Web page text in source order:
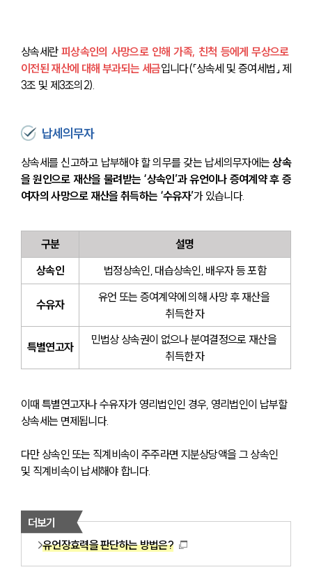
상속세란 피상속인의 사망으로 인해 가족, 친척 등에게 무상으로
이전된 재산에 대해 부과되는 세금입니다(「상속세 및 증여세법」 제
3조 및 제3조의2).
납세의무자
상속세를 신고하고 납부해야 할 의무를 갖는 납세의무자에는 상속
을 원인으로 재산을 물려받는 ‘상속인’과 유언이나 증여계약 후 증
여자의 사망으로 재산을 취득하는 ‘수유자’가 있습니다.
구분
설명
상속인
법정상속인, 대습상속인, 배우자 등 포함
수유자
유언 또는 증여계약에 의해 사망 후 재산을
취득한 자
특별연고자
민법상 상속권이 없으나 분여결정으로 재산을
취득한 자
이때 특별연고자나 수유자가 영리법인인 경우, 영리법인이 납부할
상속세는 면제됩니다.
다만 상속인 또는 직계비속이 주주라면 지분상당액을 그 상속인
및 직계비속이 납세해야 합니다.
더보기
유언장효력을 판단하는 방법은?